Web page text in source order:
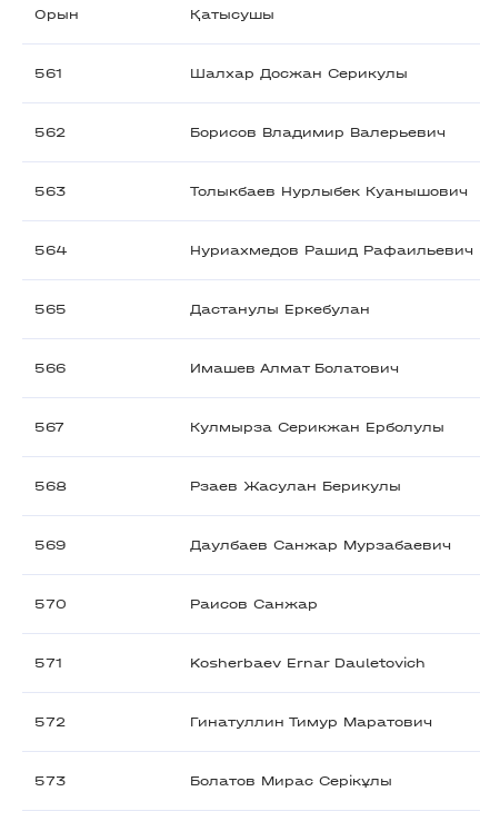
Орын Қатысушы
561 Шалхар Досжан Серикулы
562 Борисов Владимир Валерьевич
563 Толыкбаев Нурлыбек Куанышович
564 Нуриахмедов Рашид Рафаильевич
565 Дастанулы Еркебулан
566 Имашев Алмат Болатович
567 Кулмырза Серикжан Ерболулы
568 Рзаев Жасулан Берикулы
569 Даулбаев Санжар Мурзабаевич
570 Раисов Санжар
571 Kosherbaev Ernar Dauletovich
572 Гинатуллин Тимур Маратович
573 Болатов Мирас Серікұлы